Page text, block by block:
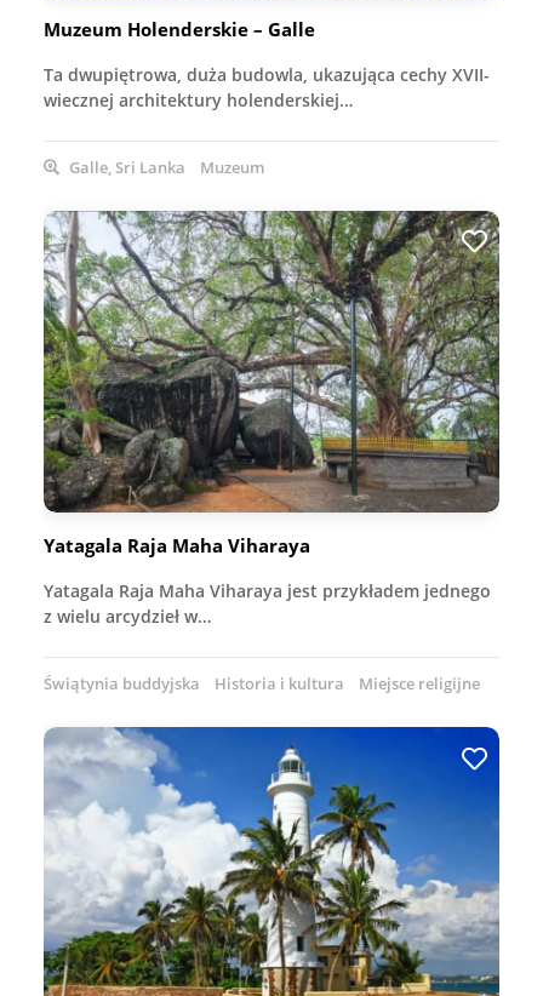
Muzeum Holenderskie – Galle
Ta dwupiętrowa, duża budowla, ukazująca cechy XVII-
wiecznej architektury holenderskiej…
Galle, Sri Lanka Muzeum
Yatagala Raja Maha Viharaya
Yatagala Raja Maha Viharaya jest przykładem jednego
z wielu arcydzieł w…
Świątynia buddyjska Historia i kultura Miejsce religijne